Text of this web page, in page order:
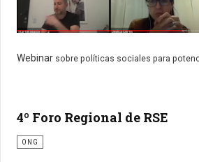
Webinar sobre políticas sociales para
4º Foro Regional de RSE
ONG